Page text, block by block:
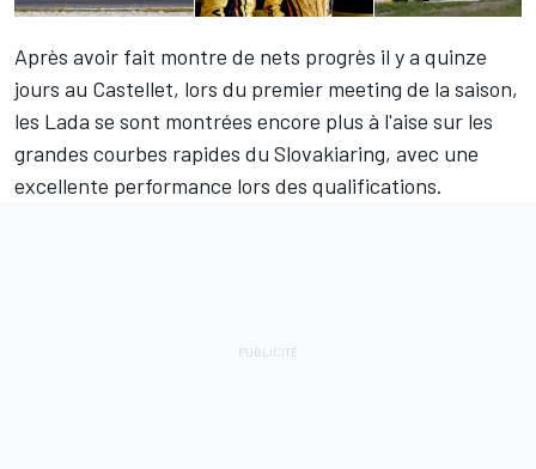
Après avoir fait montre de nets progrès il y a quinze
jours au Castellet, lors du premier meeting de la saison,
les Lada se sont montrées encore plus à l'aise sur les
grandes courbes rapides du Slovakiaring, avec une
excellente performance lors des qualifications.